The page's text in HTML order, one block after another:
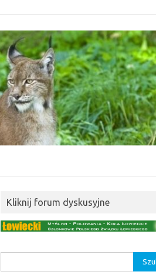
Kliknij forum dyskusyjne